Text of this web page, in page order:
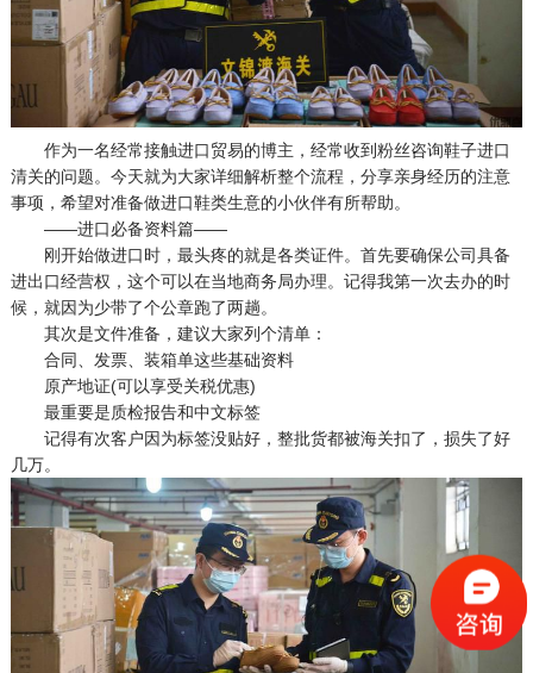
作为一名经常接触进口贸易的博主，经常收到粉丝咨询鞋子进口
清关的问题。今天就为大家详细解析整个流程，分享亲身经历的注意
事项，希望对准备做进口鞋类生意的小伙伴有所帮助。
——进口必备资料篇——
刚开始做进口时，最头疼的就是各类证件。首先要确保公司具备
进出口经营权，这个可以在当地商务局办理。记得我第一次去办的时
候，就因为少带了个公章跑了两趟。
其次是文件准备，建议大家列个清单：
合同、发票、装箱单这些基础资料
原产地证(可以享受关税优惠)
最重要是质检报告和中文标签
记得有次客户因为标签没贴好，整批货都被海关扣了，损失了好
几万。